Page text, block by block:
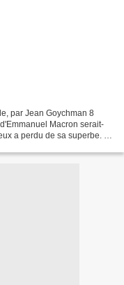
par Jean Goychman 8
Macron serait-
a perdu de sa superbe. Il